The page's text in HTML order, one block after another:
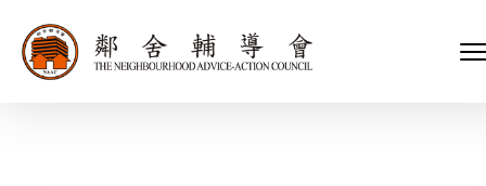
会长、副会长
执行委员会及总幹事
家庭及儿童福利服务
青少年服务